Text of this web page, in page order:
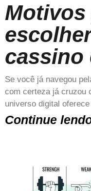
Motivos
cassino
Se você já navegou
com certeza já cruzou
universo digital
Continue